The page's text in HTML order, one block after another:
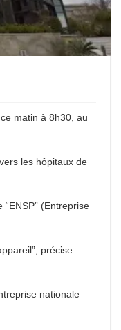
matin à 8h30, au
les hôpitaux de
(Entreprise
précise
nationale